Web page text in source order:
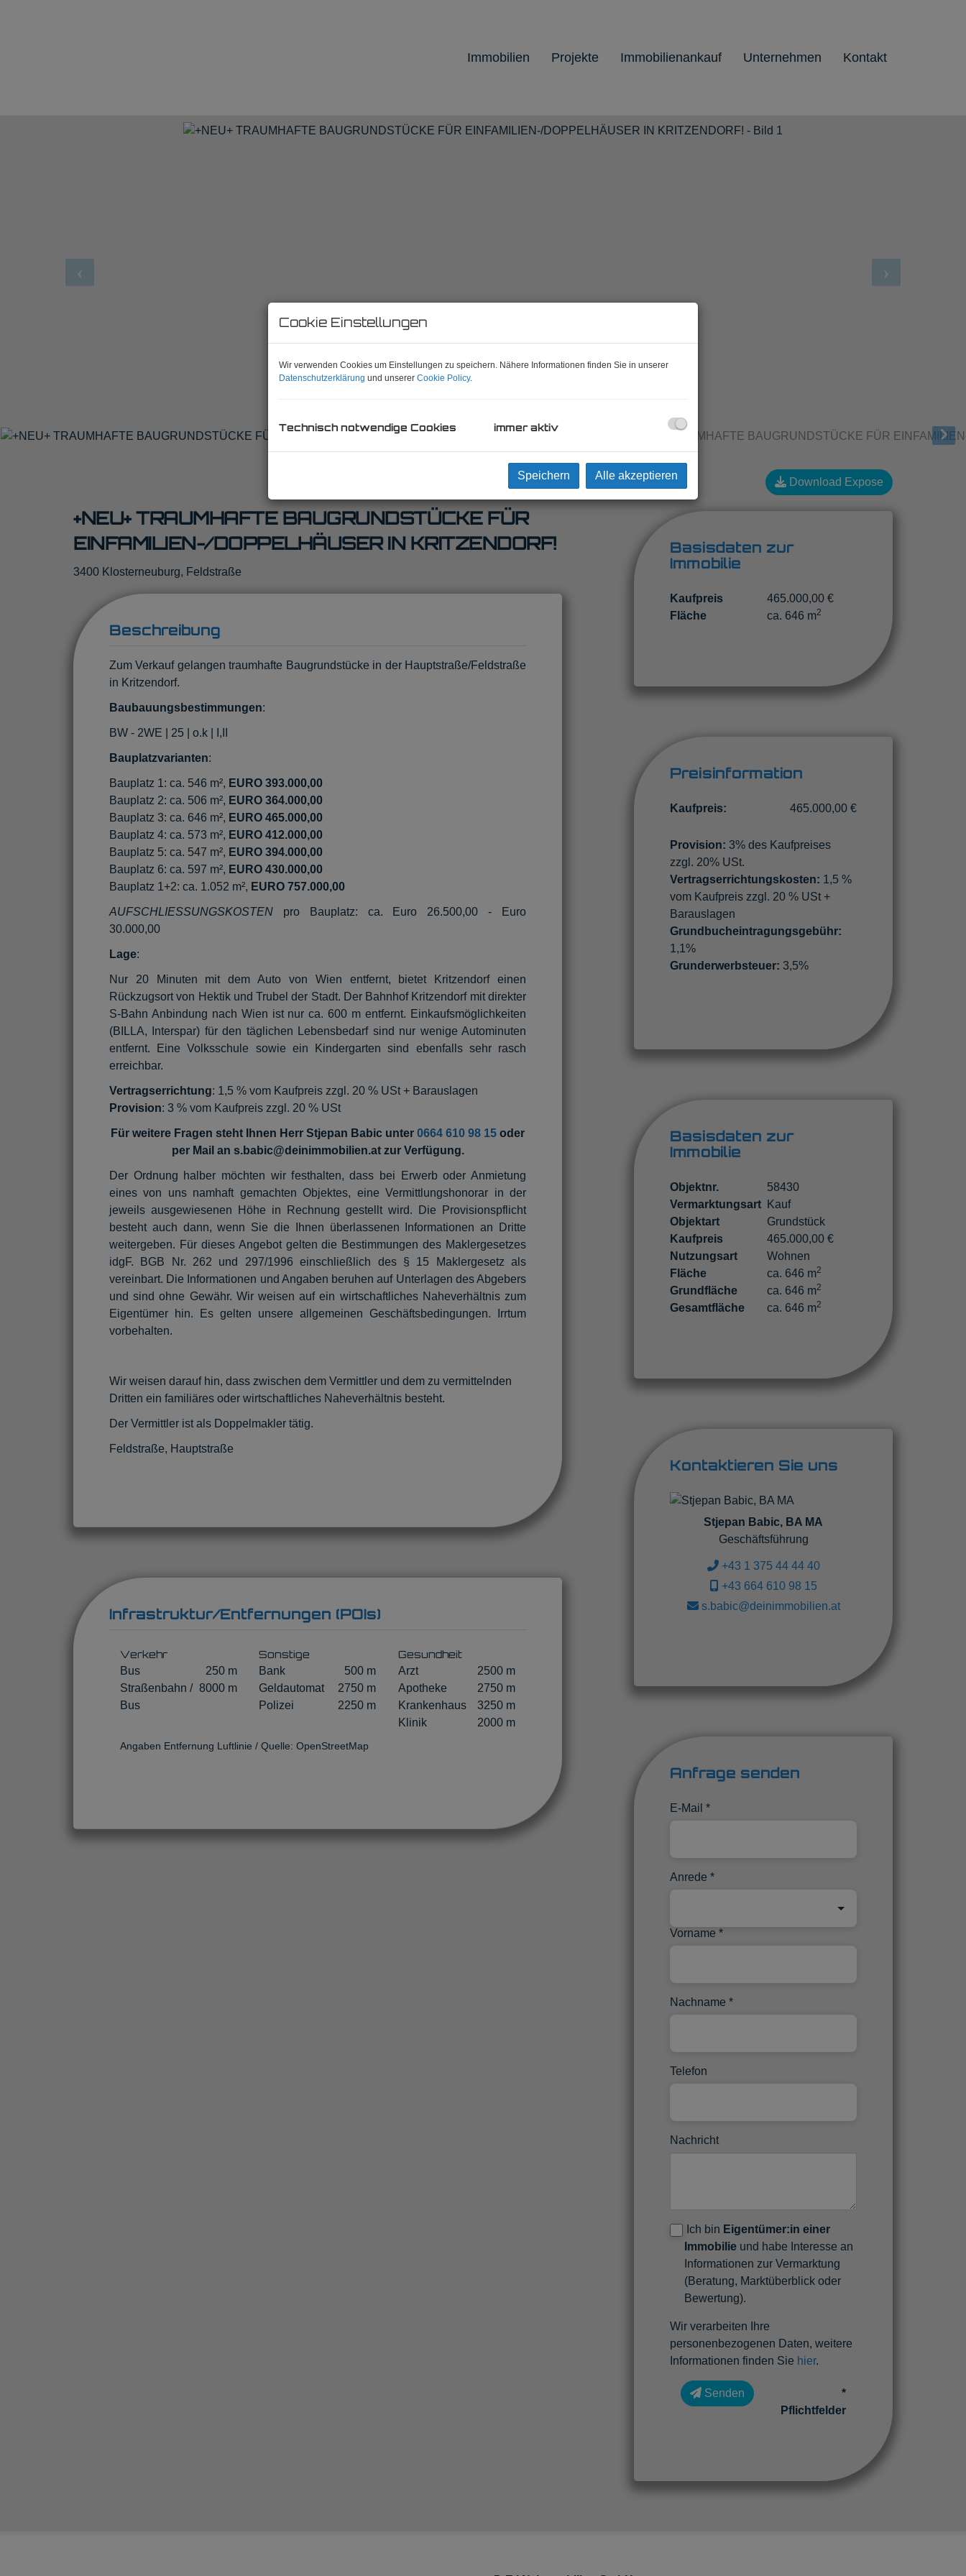
Immobilien Projekte Immobilienankauf Unternehmen Kontakt
+NEU+ TRAUMHAFTE BAUGRUNDSTÜCKE FÜR
EINFAMILIEN-/DOPPELHÄUSER IN KRITZENDORF!
3400 Klosterneuburg, Feldstraße
Beschreibung
Zum Verkauf gelangen traumhafte Baugrundstücke in der Hauptstraße/Feldstraße
in Kritzendorf.
Baubauungsbestimmungen:
BW - 2WE | 25 | o.k | I,II
Bauplatzvarianten:
Bauplatz 1: ca. 546 m², EURO 393.000,00
Bauplatz 2: ca. 506 m², EURO 364.000,00
Bauplatz 3: ca. 646 m², EURO 465.000,00
Bauplatz 4: ca. 573 m², EURO 412.000,00
Bauplatz 5: ca. 547 m², EURO 394.000,00
Bauplatz 6: ca. 597 m², EURO 430.000,00
Bauplatz 1+2: ca. 1.052 m², EURO 757.000,00
AUFSCHLIESSUNGSKOSTEN pro Bauplatz: ca. Euro 26.500,00 - Euro
30.000,00
Lage:
Nur 20 Minuten mit dem Auto von Wien entfernt, bietet Kritzendorf einen
Rückzugsort von Hektik und Trubel der Stadt. Der Bahnhof Kritzendorf mit direkter
S-Bahn Anbindung nach Wien ist nur ca. 600 m entfernt. Einkaufsmöglichkeiten
(BILLA, Interspar) für den täglichen Lebensbedarf sind nur wenige Autominuten
entfernt. Eine Volksschule sowie ein Kindergarten sind ebenfalls sehr rasch
erreichbar.
Vertragserrichtung: 1,5 % vom Kaufpreis zzgl. 20 % USt + Barauslagen
Provision: 3 % vom Kaufpreis zzgl. 20 % USt
Für weitere Fragen steht Ihnen Herr Stjepan Babic unter 0664 610 98 15 oder
per Mail an s.babic@deinimmobilien.at zur Verfügung.
Der Ordnung halber möchten wir festhalten, dass bei Erwerb oder Anmietung
eines von uns namhaft gemachten Objektes, eine Vermittlungshonorar in der
jeweils ausgewiesenen Höhe in Rechnung gestellt wird. Die Provisionspflicht
besteht auch dann, wenn Sie die Ihnen überlassenen Informationen an Dritte
weitergeben. Für dieses Angebot gelten die Bestimmungen des Maklergesetzes
idgF. BGB Nr. 262 und 297/1996 einschließlich des § 15 Maklergesetz als
vereinbart. Die Informationen und Angaben beruhen auf Unterlagen des Abgebers
und sind ohne Gewähr. Wir weisen auf ein wirtschaftliches Naheverhältnis zum
Eigentümer hin. Es gelten unsere allgemeinen Geschäftsbedingungen. Irrtum
vorbehalten.
Wir weisen darauf hin, dass zwischen dem Vermittler und dem zu vermittelnden
Dritten ein familiäres oder wirtschaftliches Naheverhältnis besteht.
Der Vermittler ist als Doppelmakler tätig.
Feldstraße, Hauptstraße
Infrastruktur/Entfernungen (POIs)
Verkehr
Bus
250 m
Straßenbahn /
Bus
8000 m
Sonstige
Bank
500 m
Geldautomat
2750 m
Polizei
2250 m
Gesundheit
Arzt
2500 m
Apotheke
2750 m
Krankenhaus
3250 m
Klinik
2000 m
Angaben Entfernung Luftlinie / Quelle: OpenStreetMap
Download Expose
Basisdaten zur
Immobilie
Kaufpreis
465.000,00 €
Fläche
ca. 646 m2
Preisinformation
Kaufpreis: 465.000,00 €
Provision: 3% des Kaufpreises
zzgl. 20% USt.
Vertragserrichtungskosten: 1,5 %
vom Kaufpreis zzgl. 20 % USt +
Barauslagen
Grundbucheintragungsgebühr:
1,1%
Grunderwerbsteuer: 3,5%
Basisdaten zur
Immobilie
Objektnr.
58430
Vermarktungsart
Kauf
Objektart
Grundstück
Kaufpreis
465.000,00 €
Nutzungsart
Wohnen
Fläche
ca. 646 m2
Grundfläche ca. 646 m2
Gesamtfläche ca. 646 m2
Kontaktieren Sie uns
Stjepan Babic, BA MA
Geschäftsführung
+43 1 375 44 44 40
+43 664 610 98 15
s.babic@deinimmobilien.at
Anfrage senden
E-Mail
Anrede
Vorname
Nachname
Telefon
Nachricht
Ich bin Eigentümer:in einer
Immobilie und habe Interesse an
Informationen zur Vermarktung
(Beratung, Marktüberblick oder
Bewertung).
Wir verarbeiten Ihre
personenbezogenen Daten, weitere
Informationen finden Sie hier.
Senden
*
Pflichtfelder
Cookie Einstellungen
Wir verwenden Cookies um Einstellungen zu speichern. Nähere Informationen finden Sie in unserer
Datenschutzerklärung und unserer Cookie Policy.
Technisch notwendige Cookies immer aktiv
Speichern Alle akzeptieren